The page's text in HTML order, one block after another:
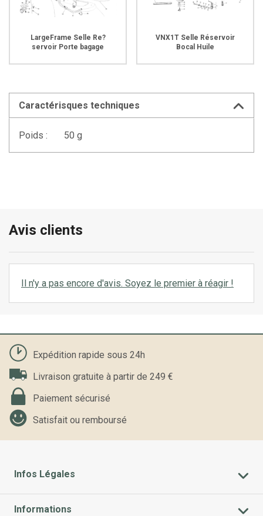
LargeFrame Selle Re?
servoir Porte bagage
VNX1T Selle Réservoir
Bocal Huile
Caractérisques techniques
Poids : 50 g
Avis clients
Il n'y a pas encore d'avis. Soyez le premier à réagir !
Expédition rapide sous 24h
Livraison gratuite à partir de 249 €
Paiement sécurisé
Satisfait ou remboursé
Infos Légales
Informations